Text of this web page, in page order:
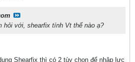
hỏi với, shearfix tính Vt thế nào ạ?
Shearfix thì có 2 tùy chọn để nhập lực